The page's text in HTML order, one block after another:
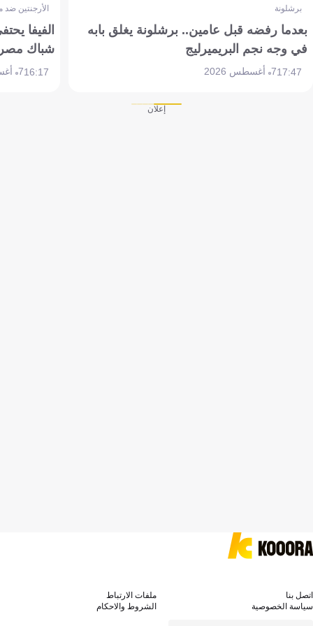
برشلونة
بعدما رفضه قبل عامين.. برشلونة يغلق بابه
في وجه نجم البريميرليج
17:477 أغسطس 2026
الأرجنتين
الفيفا
شباك
16:177 أغسطس 2026
إعلان
اتصل بنا
ملفات الارتباط
سياسة الخصوصية
الشروط والاحكام